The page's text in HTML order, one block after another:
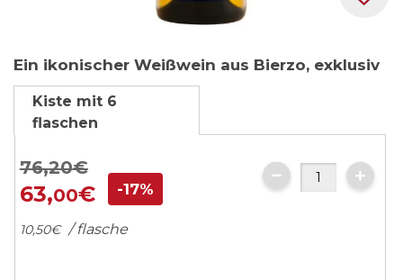
Anfang
der
Bildgalerie
springen
Ein ikonischer Weißwein aus Bierzo, exklusiv
Kiste mit 6
flaschen
76,20€
63,00€ -17%
10,50€ / flasche